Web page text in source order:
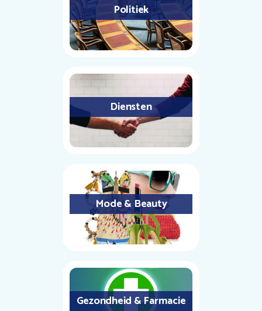
Politiek
Diensten
Mode & Beauty
Gezondheid & Farmacie